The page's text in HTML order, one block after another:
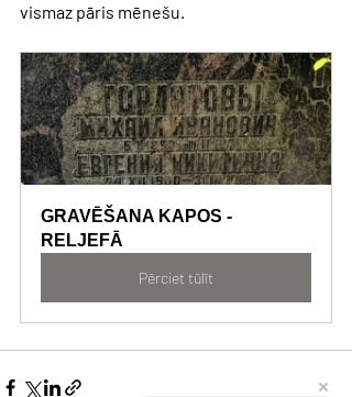
vismaz pāris mēnešu.
GRAVĒŠANA KAPOS -
RELJEFĀ
Pērciet tūlīt